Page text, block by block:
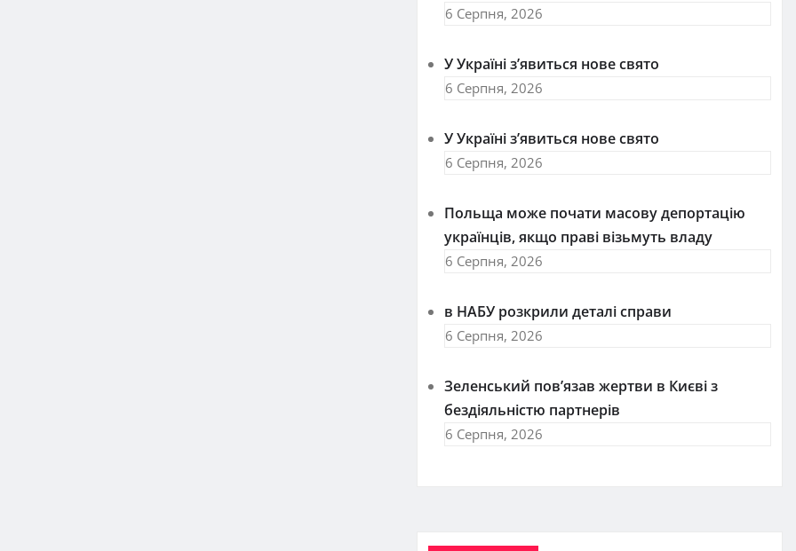
6 Серпня, 2026
У Україні з’явиться нове свято
6 Серпня, 2026
У Україні з’явиться нове свято
6 Серпня, 2026
Польща може почати масову депортацію
українців, якщо праві візьмуть владу
6 Серпня, 2026
в НАБУ розкрили деталі справи
6 Серпня, 2026
Зеленський пов’язав жертви в Києві з
бездіяльністю партнерів
6 Серпня, 2026